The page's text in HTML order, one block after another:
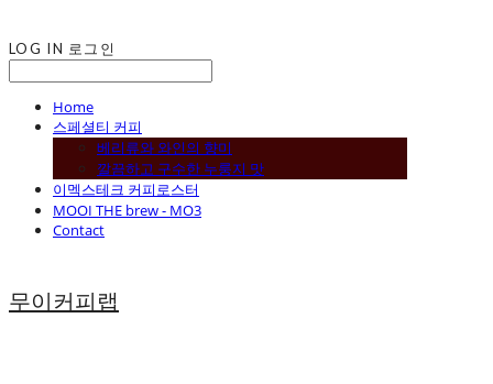
LOG IN 로그인
Home
스페셜티 커피
베리류와 와인의 향미
깔끔하고 구수한 누룽지 맛
이멕스테크 커피로스터
MOOI THE brew - MO3
Contact
무이커피랩